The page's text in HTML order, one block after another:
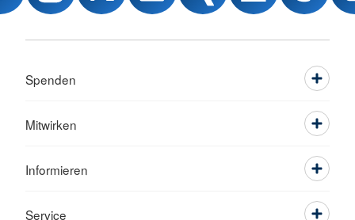
Spenden
Mitwirken
Informieren
Service